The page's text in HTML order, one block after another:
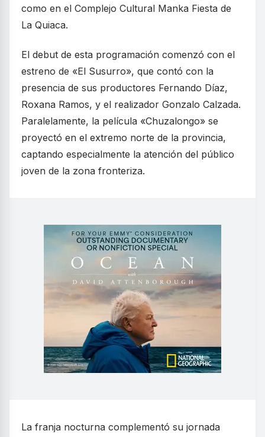
como en el Complejo Cultural Manka Fiesta de
La Quiaca.
El debut de esta programación comenzó con el
estreno de «El Susurro», que contó con la
presencia de sus productores Fernando Díaz,
Roxana Ramos, y el realizador Gonzalo Calzada.
Paralelamente, la película «Chuzalongo» se
proyectó en el extremo norte de la provincia,
captando especialmente la atención del público
joven de la zona fronteriza.
La franja nocturna complementó su jornada